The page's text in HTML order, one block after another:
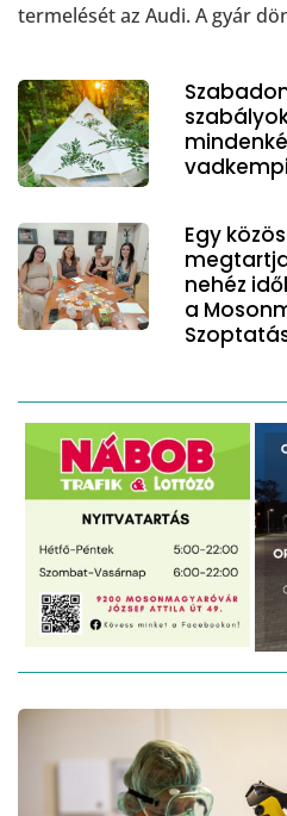
termelését az Audi. A gyár
Egy
nehéz
a